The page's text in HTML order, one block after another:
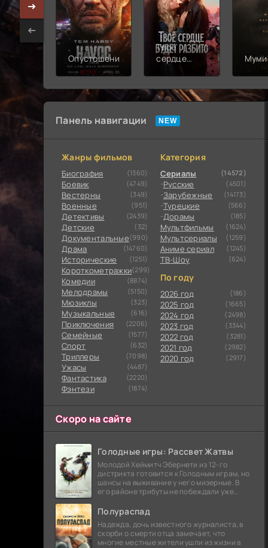
Опустошение
Твоё
сердце
Панель навигации
Жанры фильмов
Биография (1360)
Боевик (4749)
Вестерны (349)
Военные (951)
Детективы (2439)
Детские (32)
Документальные(990)
Драма (14760)
Исторические (1251)
Короткометражки(299)
Комедии (8874)
Мелодрамы (5150)
Мюзиклы (323)
Музыкальные (616)
Приключения (2206)
Семейные (1577)
Cпорт (632)
Триллеры (7098)
Ужасы (4487)
Фантастика (2220)
Фэнтези (1874)
Категория
Сериалы (14572)
Русские (4501)
Зарубежные (14173)
Турецкие (566)
Дорамы (185)
Мультфильмы (1624)
Мультсериалы (1259)
Аниме сериал (1245)
ТВ-Шоу (624)
По году
2026 год (186)
2025 год (1665)
2024 год (2498)
2023 год (3344)
2022 год (3281)
2021 год (2982)
2020 год (2917)
Скоро на сайте
Голодные игры: Рассвет Жатвы
Молодой Хеймитч Эбернети из 12-го
дистрикта готовится к Голодным играм, но
шансы на выживание у него мизерные. В
его районе трибуты не побеждали уже
безнадежности.
Полураспад
Надежда, дочь известного журналиста, в
скорби о смерти отца замечает, что
многие местные жители ушли из жизни в